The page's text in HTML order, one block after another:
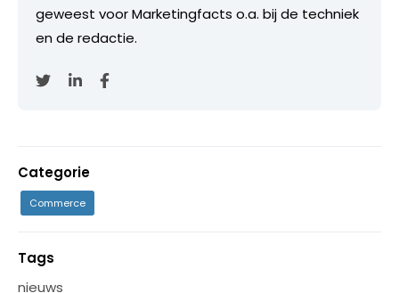
geweest voor Marketingfacts o.a. bij de techniek
en de redactie.
Categorie
Commerce
Tags
nieuws